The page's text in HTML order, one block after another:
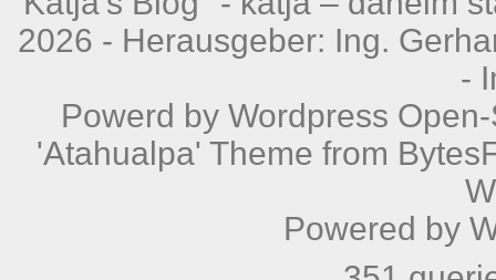
-
'Atahualpa' Theme from
Powered by
351